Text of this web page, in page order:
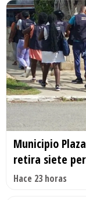
Municipio
retira siete
Hace 23 horas